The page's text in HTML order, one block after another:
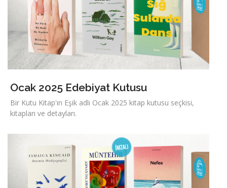
Ocak 2025 Edebiyat Kutusu
Bir Kutu Kitap'ın Eşik adlı Ocak 2025 kitap kutusu seçkisi,
kitapları ve detayları.